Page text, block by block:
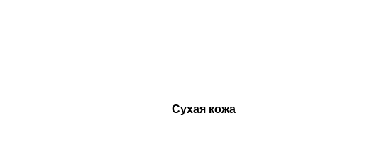
Сухая кожа